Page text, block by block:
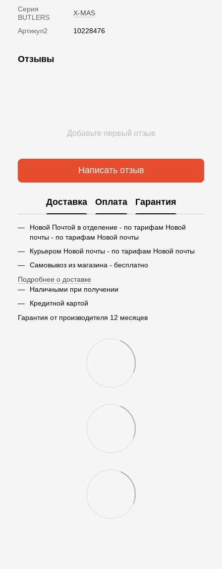
Серия
BUTLERS
X-MAS
Артикул2 10228476
Отзывы
Добавьте первый отзыв
Написать отзыв
Доставка Оплата Гарантия
Новой Почтой в отделение - по тарифам Новой
почты - по тарифам Новой почты
Курьером Новой почты - по тарифам Новой почты
Самовывоз из магазина - бесплатно
Подробнее о доставке
Наличными при получении
Кредитной картой
Гарантия от производителя 12 месяцев